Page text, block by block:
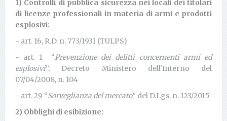
1) Controlli di pubblica sicurezza nei locali dei titolari
di licenze professionali in materia di armi e prodotti
esplosivi:
- art. 16, R.D. n. 773/1931 (TULPS)
- art. 1 “Prevenzione dei delitti concernenti armi ed
esplosivi”, Decreto Ministero dell'Interno del
07/04/2008, n. 104
- art. 29 “Sorveglianza del mercato” del D.Lgs. n. 123/2015
2) Obblighi di esibizione: